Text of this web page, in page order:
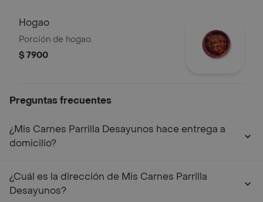
Hogao
Porción de hogao.
$ 7900
Preguntas frecuentes
¿Mis Carnes Parrilla Desayunos hace entrega a
domicilio?
¿Cuál es la dirección de Mis Carnes Parrilla
Desayunos?